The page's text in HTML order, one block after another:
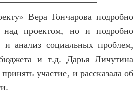
Вера Гончарова подробно
над проектом, но и подробно
анализ социальных проблем,
и т.д. Дарья Личутина
участие, и рассказала об